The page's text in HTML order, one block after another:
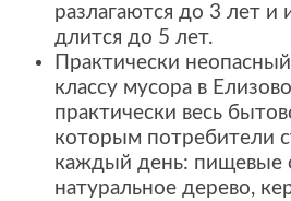
разлагаются до 3 лет и
длится до 5 лет.
Практически
классу мусора в
практически весь
которым потребители
каждый день: пищевые
натуральное дерево,